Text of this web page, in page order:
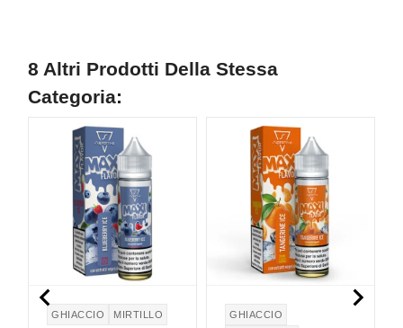
8 Altri Prodotti Della Stessa
Categoria:
GHIACCIO MIRTILLO
GHIACCIO
NUOVO
 